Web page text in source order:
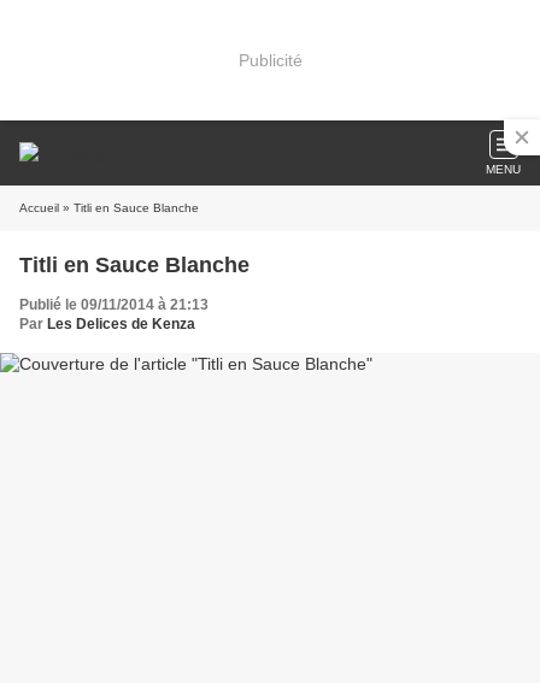
Publicité
MENU
Accueil » Titli en Sauce Blanche
Titli en Sauce Blanche
Publié le 09/11/2014 à 21:13
Par Les Delices de Kenza